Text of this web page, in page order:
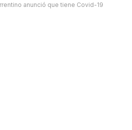
anunció que tiene Covid-19